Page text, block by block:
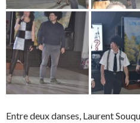
Entre deux danses, Laurent